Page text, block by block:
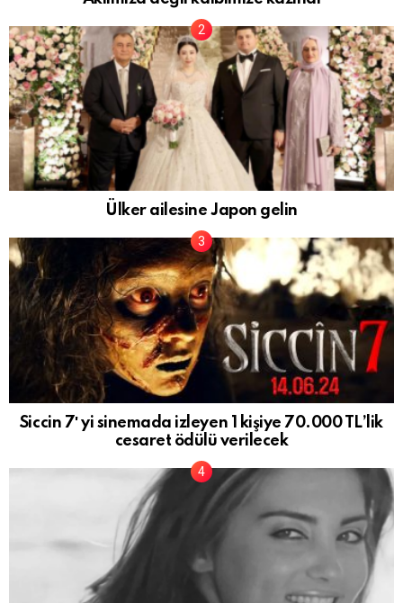
Ülker ailesine Japon gelin
Siccin 7′ yi sinemada izleyen 1 kişiye 70.000 TL’lik
cesaret ödülü verilecek